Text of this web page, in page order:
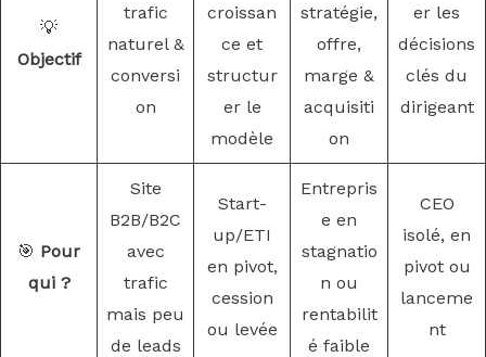
💡
Objectif
trafic
naturel &
conversi
on
croissan
ce et
structur
er le
modèle
stratégie,
offre,
marge &
acquisiti
on
er les
décisions
clés du
dirigeant
🎯 Pour
qui ?
Site
B2B/B2C
avec
trafic
mais peu
de leads
Start-
up/ETI
en pivot,
cession
ou levée
Entrepris
e en
stagnatio
n ou
rentabilit
é faible
CEO
isolé, en
pivot ou
lanceme
nt